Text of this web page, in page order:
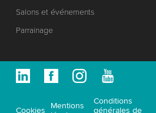
Salons et événements
Parrainage
Cookies
Mentions
Conditions
générales de